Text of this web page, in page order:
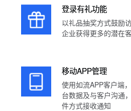
登录有礼功能
以礼品抽奖方式鼓励
企业获得更多的潜在
移动APP管理
使用如流APP客户端
台数据及与客户沟通
件方式接收通知